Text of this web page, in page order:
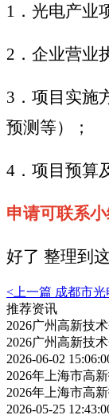
1．光电产业
2．企业营业
3．项目实施
预测等）；
4．项目预算
申请可联系
好了 整理到
<上一篇 成都市
推荐资讯
2026广州高新技
2026广州高新技
2026-06-02
2026年上海市高
2026年上海市高
2026-05-25